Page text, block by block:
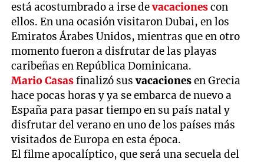
está acostumbrado a irse devacacionescon
ellos. En una ocasión visitaron Dubai, en los
Emiratos Árabes Unidos, mientras que en otro
momento fueron a disfrutar de las playas
caribeñas en República Dominicana.
Mario Casasfinalizó susvacacionesen Grecia
hace pocas horas y ya se embarca de nuevo a
España para pasar tiempo en su país natal y
disfrutar del verano en uno de los países más
visitados de Europa en esta época.
El filme apocalíptico, que será una secuela del